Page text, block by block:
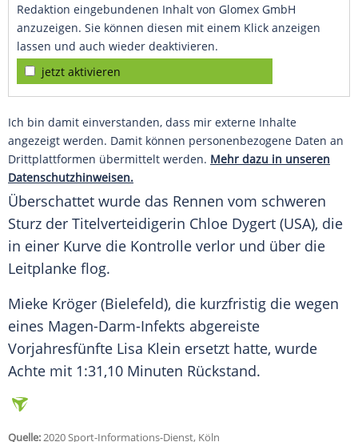
Redaktion eingebundenen Inhalt von Glomex GmbH
anzuzeigen. Sie können diesen mit einem Klick anzeigen
lassen und auch wieder deaktivieren.
jetzt aktivieren
Ich bin damit einverstanden, dass mir externe Inhalte
angezeigt werden. Damit können personenbezogene Daten an
Drittplattformen übermittelt werden. Mehr dazu in unseren
Datenschutzhinweisen.
Überschattet wurde das Rennen vom schweren
Sturz der Titelverteidigerin Chloe Dygert (USA), die
in einer Kurve die Kontrolle verlor und über die
Leitplanke flog.
Mieke Kröger (Bielefeld), die kurzfristig die wegen
eines Magen-Darm-Infekts abgereiste
Vorjahresfünfte Lisa Klein ersetzt hatte, wurde
Achte mit 1:31,10 Minuten Rückstand.
Quelle:2020 Sport-Informations-Dienst, Köln